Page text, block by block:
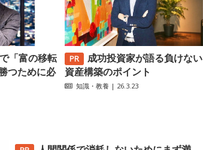
「富の移転
つために必
成功投資家が語る負けない
資産構築のポイント
知識・教養 | 26.3.23